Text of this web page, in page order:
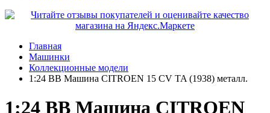
Главная
Машинки
Коллекционные модели
1:24 BB Машина CITROEN 15 CV TA (1938) металл.
1:24 BB Машина CITROEN